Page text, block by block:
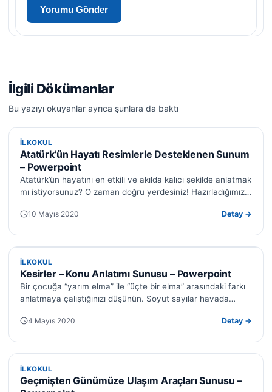
İlgili Dökümanlar
Bu yazıyı okuyanlar ayrıca şunlara da baktı
İLKOKUL
İLKOKUL
Atatürk’ün Hayatı Resimlerle Desteklenen Sunum
– Powerpoint
Atatürk’ün hayatını en etkili ve akılda kalıcı şekilde anlatmak
mı istiyorsunuz? O zaman doğru yerdesiniz! Hazırladığımız,
10 Mayıs 2020 Detay →
İLKOKUL
İLKOKUL
Kesirler – Konu Anlatımı Sunusu – Powerpoint
Bir çocuğa “yarım elma” ile “üçte bir elma” arasındaki farkı
anlatmaya çalıştığınızı düşünün. Soyut sayılar havada
4 Mayıs 2020 Detay →
İLKOKUL
İLKOKUL
Geçmişten Günümüze Ulaşım Araçları Sunusu –